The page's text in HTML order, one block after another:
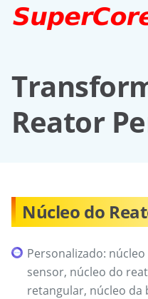
Reator
Núcleo do
Personalizado:
sensor, núcleo do
retangular, núcleo da